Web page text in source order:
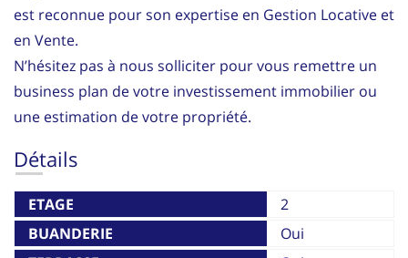
est reconnue pour son expertise en Gestion Locative et
en Vente.
N’hésitez pas à nous solliciter pour vous remettre un
business plan de votre investissement immobilier ou
une estimation de votre propriété.
Détails
ETAGE
2
BUANDERIE
Oui